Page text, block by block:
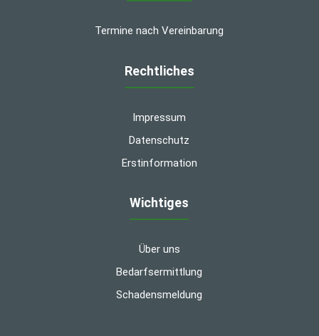
Termine nach Vereinbarung
Rechtliches
Impressum
Datenschutz
Erstinformation
Wichtiges
Über uns
Bedarfsermittlung
Schadensmeldung